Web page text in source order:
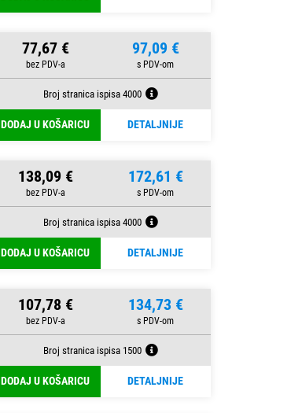
77,67 € 97,09 €
Broj stranica ispisa 4000
DODAJ U KOŠARICU DETALJNIJE
138,09 € 172,61 €
Broj stranica ispisa 4000
DODAJ U KOŠARICU DETALJNIJE
107,78 € 134,73 €
Broj stranica ispisa 1500
DODAJ U KOŠARICU DETALJNIJE